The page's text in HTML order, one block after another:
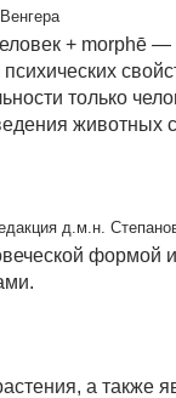
+ morphē
только
животных
д.м.н.
формой и
а также